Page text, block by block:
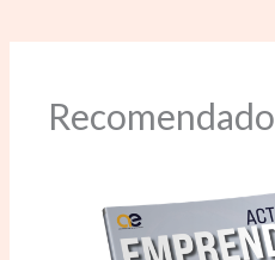
Recomendado